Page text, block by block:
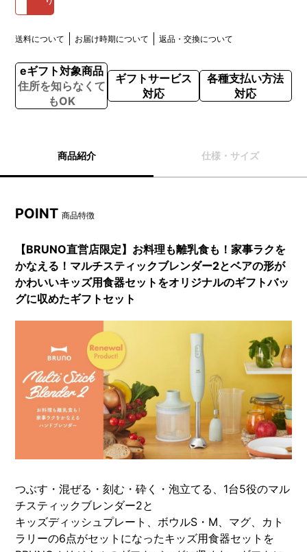
送料について お届け時期について 返品・交換について
eギフト対象商品
住所を知らなくて
もOK
ギフトサービス
対応
各種支払い方法
対応
商品紹介 仕様・サイズ
POINT商品特徴
【BRUNO直営店限定】お料理も離乳食も！家事ラクを
かなえる！マルチスティックブレンダー2とベアの形が
かわいいキッズ用食器セットをオリジナルのギフトバッ
グに収めたギフトセット
つぶす・混ぜる・刻む・砕く・泡立てる、1台5役のマル
チスティックブレンダー2と
キッズディッシュプレート、ボウルS・M、マグ、カト
ラリーの6点がセットになったキッズ用食器セットを